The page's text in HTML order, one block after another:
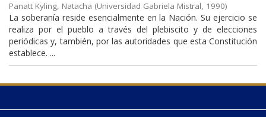
Panatt Kyling, Natacha (Universidad Gabriela Mistral, 1990)
La soberanía reside esencialmente en la Nación. Su ejercicio se
realiza por el pueblo a través del plebiscito y de elecciones
periódicas y, también, por las autoridades que esta Constitución
establece. ...